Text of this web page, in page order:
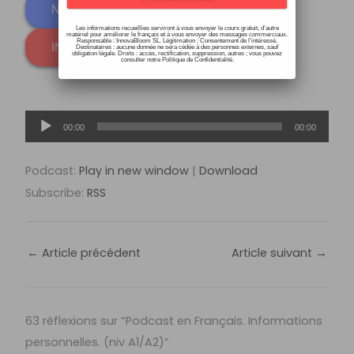
NIVEAU DÉBUTANT
INTERM. / AVANCÉ
Lecteur
audio
00:00 00:00
Podcast:Play in new window |Download
Subscribe:RSS
← Article précédent Article suivant →
63 réflexions sur “Podcast en Français. Informations
personnelles. (niv A1/A2)”
Les informations recueillies serviront à vous envoyer le cours gratuit, d’autre
matériel pour améliorer le français et à vous envoyer des messages commerciaux.
Responsable : InnovaBloom SL. Légitimation : Consentement de l’intéressé.
Destinataires : aucune donnée ne sera cédée à des personnes externes, sauf
obligation légale. Droits : accès, rectification, suppression, autres ; vous pouvez
consulter notre Politique de Confidentialité.